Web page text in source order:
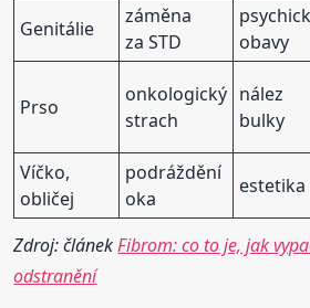
Genitálie
záměna
za STD
obavy
Prso
onkologický
strach
nález
bulky
Víčko,
obličej
podráždění
oka
estetika
Zdroj: článekFibrom: co to je, jak
odstranění